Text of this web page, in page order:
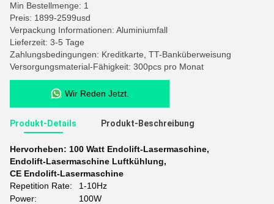
Min Bestellmenge: 1
Preis: 1899-2599usd
Verpackung Informationen: Aluminiumfall
Lieferzeit: 3-5 Tage
Zahlungsbedingungen: Kreditkarte, TT-Banküberweisung
Versorgungsmaterial-Fähigkeit: 300pcs pro Monat
Wir Reden Jetzt.
Produkt-Details Produkt-Beschreibung
Hervorheben: 100 Watt Endolift-Lasermaschine,
Endolift-Lasermaschine Luftkühlung,
CE Endolift-Lasermaschine
Repetition Rate:
1-10Hz
Power:
100W